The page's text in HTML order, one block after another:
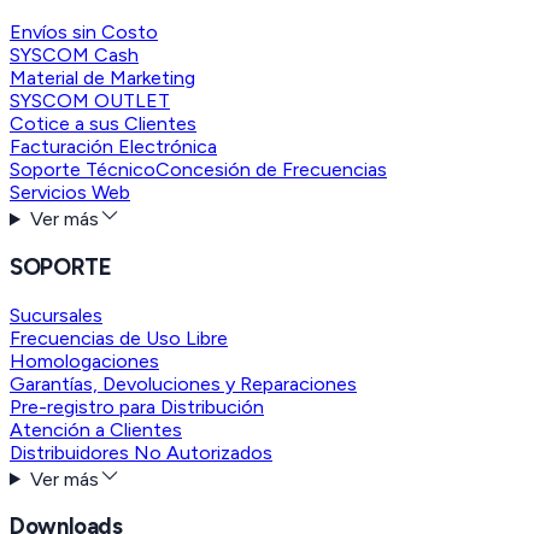
Envíos sin Costo
SYSCOM Cash
Material de Marketing
SYSCOM OUTLET
Cotice a sus Clientes
Facturación Electrónica
Soporte TécnicoConcesión de Frecuencias
Servicios Web
Ver más
SOPORTE
Sucursales
Frecuencias de Uso Libre
Homologaciones
Garantías, Devoluciones y Reparaciones
Pre-registro para Distribución
Atención a Clientes
Distribuidores No Autorizados
Ver más
Downloads